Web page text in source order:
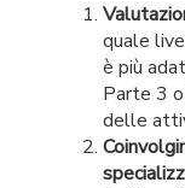
quale
è più
Parte 3
delle